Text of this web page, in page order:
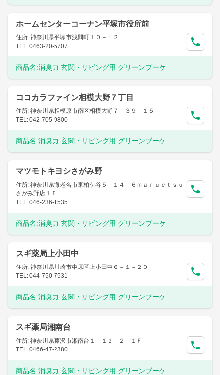
ホームセンターコーナン平塚市役所前
住所: 神奈川県平塚市浅間町１０－１２
TEL: 0463-20-5707
商品名:消臭力 玄関・リビング用 グリーンブーケ
ココカラファイン相模大野７丁目
住所: 神奈川県相模原市南区相模大野７－３９－１５
TEL: 042-705-9800
商品名:消臭力 玄関・リビング用 グリーンブーケ
マツモトキヨシさがみ野
住所: 神奈川県海老名市東柏ケ谷５－１４－６ｍａｒｕｅｔｓｕ
さがみ野店１Ｆ
TEL: 046-236-1535
商品名:消臭力 玄関・リビング用 グリーンブーケ
スギ薬局上小田中
住所: 神奈川県川崎市中原区上小田中６－１－２０
TEL: 044-750-7531
商品名:消臭力 玄関・リビング用 グリーンブーケ
スギ薬局湘南台
住所: 神奈川県藤沢市湘南台１－１２－２－１Ｆ
TEL: 0466-47-2380
商品名:消臭力 玄関・リビング用 グリーンブーケ